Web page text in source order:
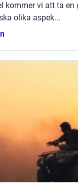
kommer vi att ta en
olika aspek...